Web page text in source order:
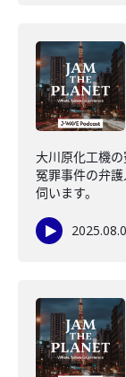
大川原化工機
冤罪事件の弁
伺います。